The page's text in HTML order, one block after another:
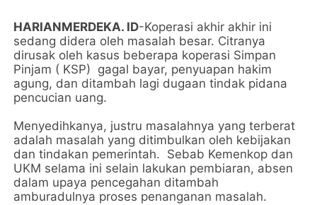
HARIANMERDEKA. ID-Koperasi akhir akhir ini
sedang didera oleh masalah besar. Citranya
dirusak oleh kasus beberapa koperasi Simpan
Pinjam ( KSP) gagal bayar, penyuapan hakim
agung, dan ditambah lagi dugaan tindak pidana
pencucian uang.
Menyedihkanya, justru masalahnya yang terberat
adalah masalah yang ditimbulkan oleh kebijakan
dan tindakan pemerintah. Sebab Kemenkop dan
UKM selama ini selain lakukan pembiaran, absen
dalam upaya pencegahan ditambah
amburadulnya proses penanganan masalah.